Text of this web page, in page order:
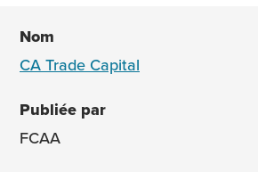
CA Trade Capital
FCAA